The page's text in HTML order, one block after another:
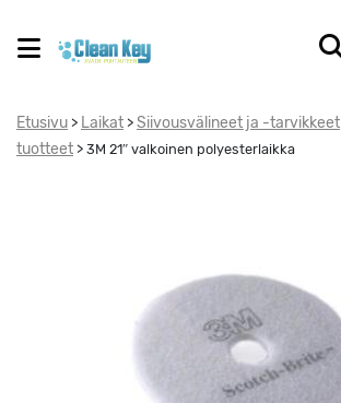
Etusivu > Laikat > Siivousvälineet ja -tarvikkeet
tuotteet > 3M 21″ valkoinen polyesterlaikka